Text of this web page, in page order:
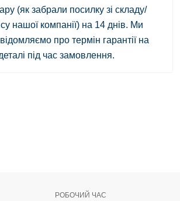
(як забрали посилку зі складу/
нашої компанії) на 14 днів. Ми
про термін гарантії на
під час замовлення.
РОБОЧИЙ ЧАС